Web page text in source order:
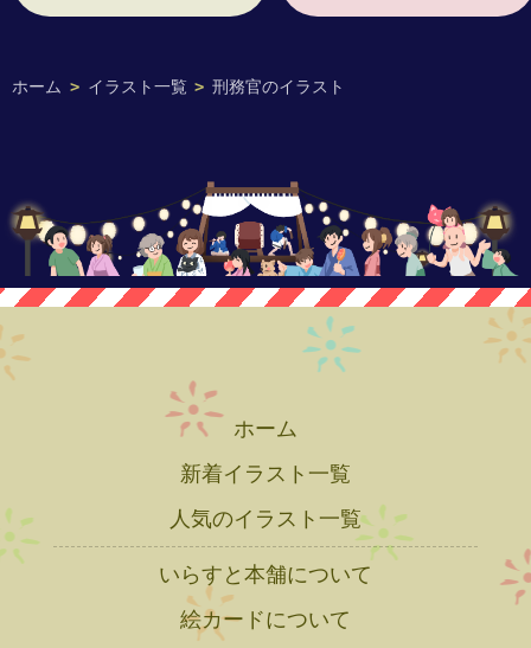
ホーム > イラスト一覧 > 刑務官のイラスト
ホーム
新着イラスト一覧
人気のイラスト一覧
いらすと本舗について
絵カードについて